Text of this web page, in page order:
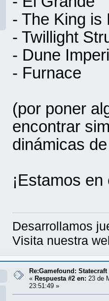
- The King is
- Twillight
- Dune
- Furnace
(por poner
encontrar
dinámicas
¡Estamos
Desarrollamos
Visita nuestra
Re:Gamefound: Statecraft
« Respuesta #2 en: 23 de
23:51:49 »